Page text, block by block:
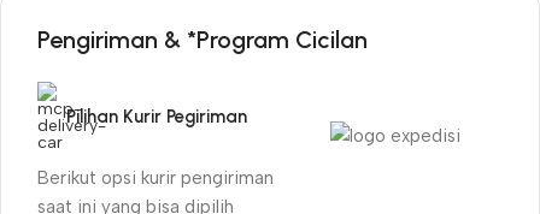
Pengiriman & *Program Cicilan
Pilihan Kurir Pegiriman
Berikut opsi kurir pengiriman
saat ini yang bisa dipilih